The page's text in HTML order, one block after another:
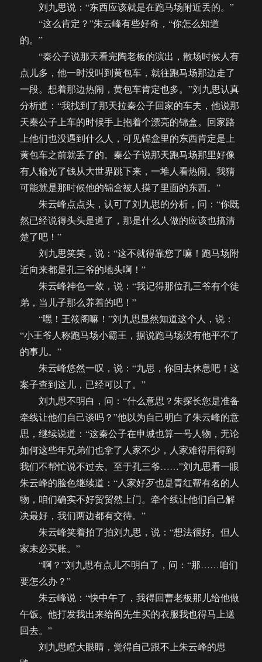
刘九思说：“东西应该就是在跑马场附近丢的。”
“这么肯定？”朱云峰有些好奇，“你怎么知道
的。”
“秦公子说那天看完陶老板的演出，散场时候人有
点儿多，他一时没叫到黄包车，就往跑马场那边走了
一段。想着那边热闹，黄包车肯定也多。”刘九思认真
分析道：“我找到了那天拉秦公子回家的车夫，他说那
天秦公子上车的时候手上抱着个漂亮的锦盒。回家路
上他们也没遇到什么人，可见锦盒里的东西肯定是上
黄包车之前就丢了的。秦公子说那天跑马场那里好像
有人输光了钱从大世界跳下来，一堆人看热闹。我猜
可能就是那时候他的锦盒被人摸了里面的东西。”
朱云峰点点头，认可了刘九思的分析，问：“你既
然已经说得头头是道了，那是什么人做的应该也搞清
楚了吧！”
刘九思笑笑，说：“这不就得靠您了嘛！跑马场附
近向来都是孔三爷的地头啊！”
朱云峰神色一敛，说：“我记得那位孔三爷有个徒
弟，当儿子那么养着的吧！”
“嘿！王筱阁嘛！”刘九思显然知道这个人，说：
“小王爷人称跑马场小霸王，据说跑马场没有他平不了
的事儿。”
朱云峰悠然一叹，说：“九思，你回去休息吧！这
案子查到这儿，已经可以了。”
刘九思不明白，问：“什么意思？朱探长您是准备
牵线让他们自己谈吗？”他以为自己明白了朱云峰的意
思，继续说道：“这秦公子在申城也算一号人物，无论
如何这些年兄弟们也拿了人家不少，人家难得用得到
我们不帮忙说不过去。至于孔三爷……”刘九思看一眼
朱云峰的脸色继续道：“人家好歹也是青红帮有名的人
物，咱们确实不好贸贸然上门。牵个线让他们自己解
决最好，我们两边都有交待。”
朱云峰笑着拍了拍刘九思，说：“想法很好。但人
家未必买账。”
“啊？”刘九思有点儿不明白了，问：“那……咱们
要怎么办？”
朱云峰说：“快中午了，我得回曹老板那儿给他做
午饭。他打发我出来给阎先生买的衣服我也得马上送
回去。”
刘九思瞪大眼睛，觉得自己跟不上朱云峰的思